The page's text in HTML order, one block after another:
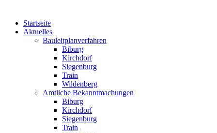
Startseite
Aktuelles
Bauleitplanverfahren
Biburg
Kirchdorf
Siegenburg
Train
Wildenberg
Amtliche Bekanntmachungen
Biburg
Kirchdorf
Siegenburg
Train